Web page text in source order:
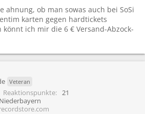
ahnung, ob man sowas auch bei SoSi
karten gegen hardtickets
ich mir die 6 € Versand-Abzock-
Veteran
Reaktionspunkte
21